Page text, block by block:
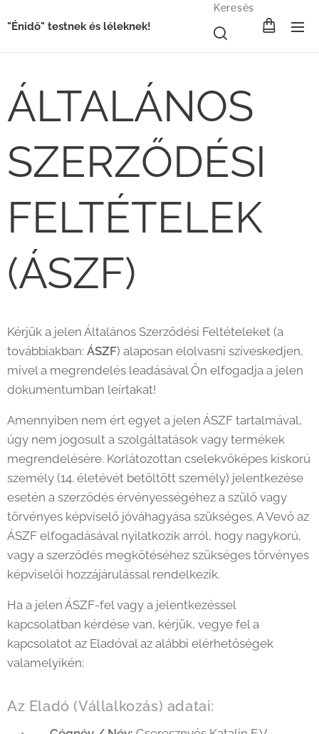
"Énidő" testnek és léleknek!
Keresés
ÁLTALÁNOS
SZERZŐDÉSI
FELTÉTELEK
(ÁSZF)
Kérjük a jelen Általános Szerződési Feltételeket (a
továbbiakban: ÁSZF) alaposan elolvasni szíveskedjen,
mivel a megrendelés leadásával Ön elfogadja a jelen
dokumentumban leírtakat!
Amennyiben nem ért egyet a jelen ÁSZF tartalmával,
úgy nem jogosult a szolgáltatások vagy termékek
megrendelésére. Korlátozottan cselekvőképes kiskorú
személy (14. életévét betöltött személy) jelentkezése
esetén a szerződés érvényességéhez a szülő vagy
törvényes képviselő jóváhagyása szükséges. A Vevő az
ÁSZF elfogadásával nyilatkozik arról, hogy nagykorú,
vagy a szerződés megkötéséhez szükséges törvényes
képviselői hozzájárulással rendelkezik.
Ha a jelen ÁSZF-fel vagy a jelentkezéssel
kapcsolatban kérdése van, kérjük, vegye fel a
kapcsolatot az Eladóval az alábbi elérhetőségek
valamelyikén:
Az Eladó (Vállalkozás) adatai: